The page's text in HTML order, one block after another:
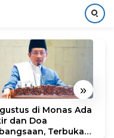
»
di Monas Ada
dan Doa
Terbuka